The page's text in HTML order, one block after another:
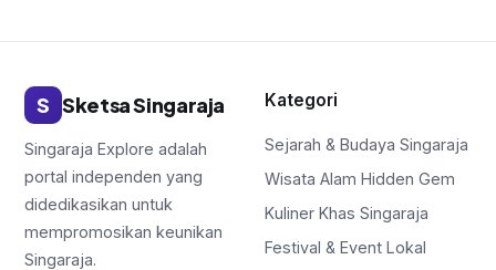
S Sketsa Singaraja
Singaraja Explore adalah
portal independen yang
didedikasikan untuk
mempromosikan keunikan
Singaraja.
Kategori
Sejarah & Budaya Singaraja
Wisata Alam Hidden Gem
Kuliner Khas Singaraja
Festival & Event Lokal